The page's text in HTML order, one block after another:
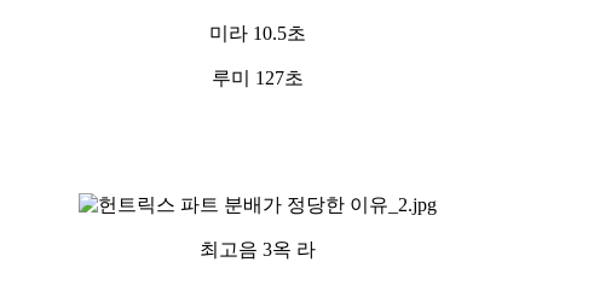
미라 10.5초
루미 127초
최고음 3옥 라